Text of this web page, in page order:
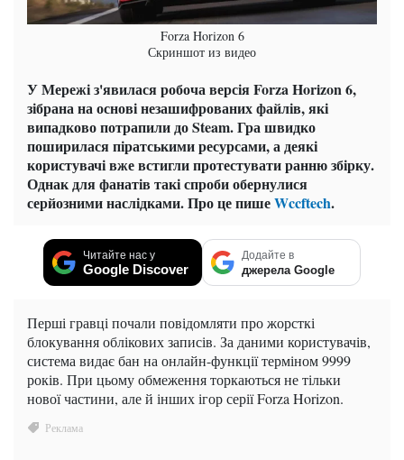
Forza Horizon 6
Скриншот из видео
У Мережі з'явилася робоча версія Forza Horizon 6,
зібрана на основі незашифрованих файлів, які
випадково потрапили до Steam. Гра швидко
поширилася піратськими ресурсами, а деякі
користувачі вже встигли протестувати ранню збірку.
Однак для фанатів такі спроби обернулися
серйозними наслідками. Про це пишеWccftech.
Читайте нас у
Google Discover
Додайте в
джерела Google
Перші гравці почали повідомляти про жорсткі
блокування облікових записів. За даними користувачів,
система видає бан на онлайн-функції терміном 9999
років. При цьому обмеження торкаються не тільки
нової частини, але й інших ігор серії Forza Horizon.